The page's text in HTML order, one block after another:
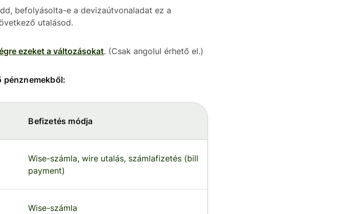
befolyásolta-e a devizaútvonaladat ez a
utalásod.
ezeket a változásokat. (Csak angolul érhető el.)
pénznemekből:
Befizetés módja
Wise-számla, wire utalás, számlafizetés (bill
payment)
Wise-számla